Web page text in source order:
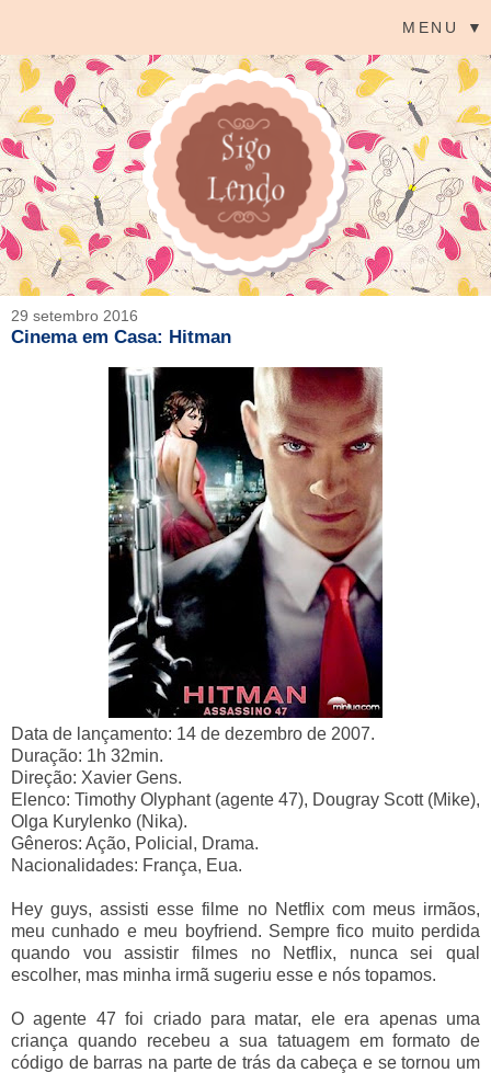
MENU ▼
29 setembro 2016
Cinema em Casa: Hitman
Data de lançamento: 14 de dezembro de 2007.
Duração: 1h 32min.
Direção: Xavier Gens.
Elenco: Timothy Olyphant (agente 47), Dougray Scott (Mike),
Olga Kurylenko (Nika).
Gêneros: Ação, Policial, Drama.
Nacionalidades: França, Eua.
Hey guys, assisti esse filme no Netflix com meus irmãos,
meu cunhado e meu boyfriend. Sempre fico muito perdida
quando vou assistir filmes no Netflix, nunca sei qual
escolher, mas minha irmã sugeriu esse e nós topamos.
O agente 47 foi criado para matar, ele era apenas uma
criança quando recebeu a sua tatuagem em formato de
código de barras na parte de trás da cabeça e se tornou um